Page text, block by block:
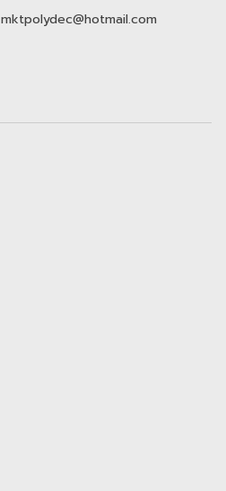
mktpolydec@hotmail.com